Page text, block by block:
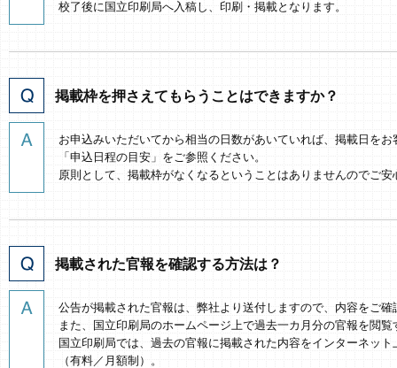
校了後に国立印刷局へ入稿し、印刷・掲載となります。
掲載枠を押さえてもらうことはできますか？
お申込みいただいてから相当の日数があいていれば、掲載日を
「申込日程の目安」をご参照ください。
原則として、掲載枠がなくなるということはありませんのでご安
掲載された官報を確認する方法は？
公告が掲載された官報は、弊社より送付しますので、内容をご確
また、国立印刷局のホームページ上で過去一カ月分の官報を閲
国立印刷局では、過去の官報に掲載された内容をインターネッ
（有料／月額制）。